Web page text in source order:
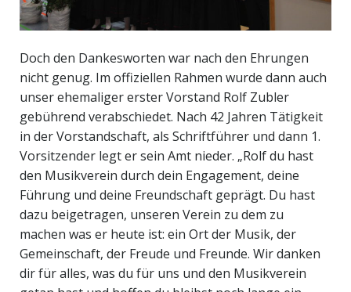
Doch den Dankesworten war nach den Ehrungen
nicht genug. Im offiziellen Rahmen wurde dann auch
unser ehemaliger erster Vorstand Rolf Zubler
gebührend verabschiedet. Nach 42 Jahren Tätigkeit
in der Vorstandschaft, als Schriftführer und dann 1.
Vorsitzender legt er sein Amt nieder. „Rolf du hast
den Musikverein durch dein Engagement, deine
Führung und deine Freundschaft geprägt. Du hast
dazu beigetragen, unseren Verein zu dem zu
machen was er heute ist: ein Ort der Musik, der
Gemeinschaft, der Freude und Freunde. Wir danken
dir für alles, was du für uns und den Musikverein